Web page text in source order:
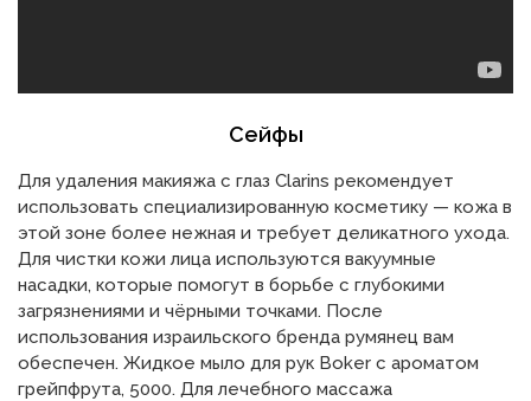
Сейфы
Для удаления макияжа с глаз Clarins рекомендует
использовать специализированную косметику — кожа в
этой зоне более нежная и требует деликатного ухода.
Для чистки кожи лица используются вакуумные
насадки, которые помогут в борьбе с глубокими
загрязнениями и чёрными точками. После
использования израильского бренда румянец вам
обеспечен. Жидкое мыло для рук Boker с ароматом
грейпфрута, 5000. Для лечебного массажа